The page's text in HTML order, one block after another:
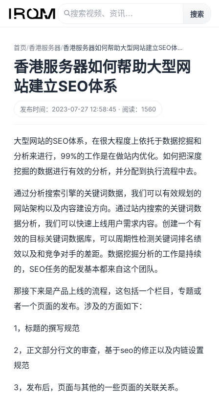
搜索
首页/香港服务器/ 香港服务器如何帮助大型网站建立SEO体系
香港服务器如何帮助大型网
站建立SEO体系
发布时间：2023-07-27 12:58:45 · 阅读：1560
大型网站的SEO体系，在很大程度上依托于数据挖掘和
分析来进行，99%的工作是在做站内优化。如何把深度
挖掘的数据进行有效的分析，并分配到执行流程中去。
通过分析搜索引擎的关键词数据，我们可以有效规划的
网站架构以及内容建设方向。通过站内搜索的关键词数
据分析，我们可以快速上线用户需求内容。创建一个有
效的目标关键词数据库，可以周期性检测关键词排名绩
效以及和竞争对手的差距。数据挖掘分析的工作是持续
的，SEO任务的配发基本都来自这个团队。
那接下来是产品上线的流程，这包括一个栏目，专题或
者一个页面的发布。涉及的方面如下：
1，标题的撰写规范
2，正文部分行文的审查，基于seo的修正以及内链设置
规范
3，发布后，页面与其他的一些页面的关联关系。